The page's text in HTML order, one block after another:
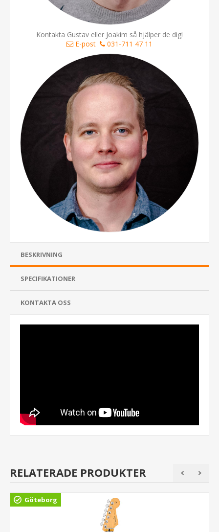
Kontakta Gustav eller Joakim så hjälper de dig!
E-post
031-711 47 11
BESKRIVNING
SPECIFIKATIONER
KONTAKTA OSS
RELATERADE PRODUKTER
Göteborg